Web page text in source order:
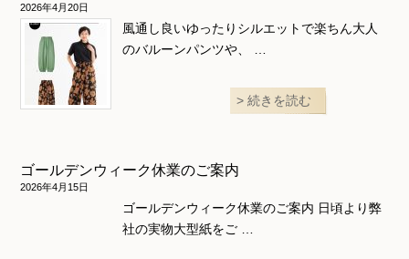
2026年4月20日
風通し良いゆったりシルエットで楽ちん大人
のバルーンパンツや、 …
続きを読む
ゴールデンウィーク休業のご案内
2026年4月15日
ゴールデンウィーク休業のご案内 日頃より弊
社の実物大型紙をご …